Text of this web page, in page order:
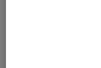
15:00 Olands FF -
Det lovas regn så
kan hålla sig varma